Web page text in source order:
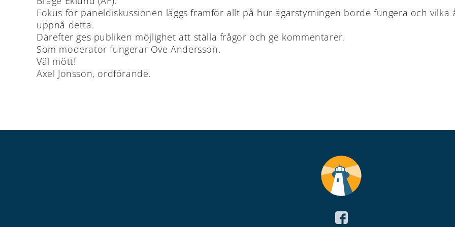
Fokus för paneldiskussionen läggs framför allt på hur ägarstyrningen borde fungera och
uppnå detta.
Därefter ges publiken möjlighet att ställa frågor och ge kommentarer.
Som moderator fungerar Ove Andersson.
Väl mött!
Axel Jonsson, ordförande.